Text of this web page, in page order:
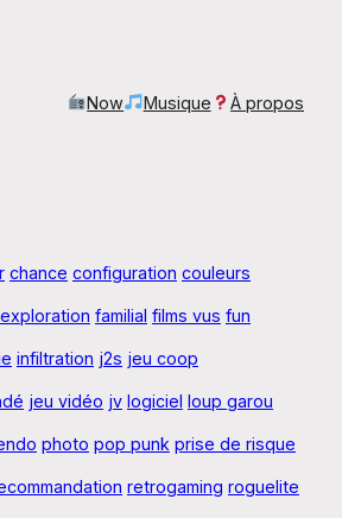
Now Musique À propos
chance configuration couleurs
exploration familial films vus fun
infiltration j2s jeu coop
jeu vidéo jv logiciel loup garou
photo pop punk prise de risque
retrogaming roguelite